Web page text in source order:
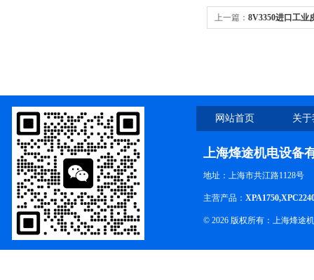
上一篇： 8V3350进口工业
网站首页 关
上海烽途机电设备
地址：上海市共江路1128号
主营产品：
© 2026 版权所有：上海烽途